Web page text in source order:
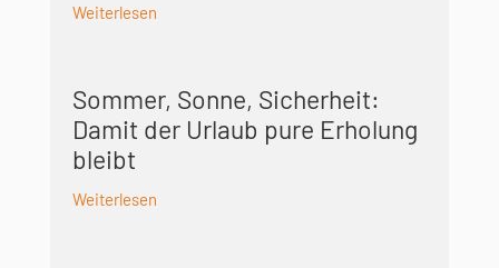
Weiterlesen
Sommer, Sonne, Sicherheit:
Damit der Urlaub pure Erholung
bleibt
Weiterlesen